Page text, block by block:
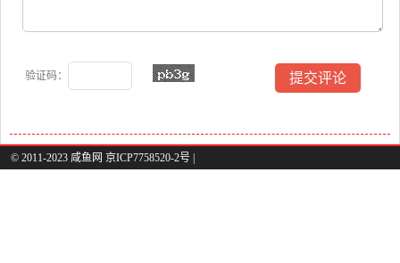
验证码：
© 2011-2023 咸鱼网 京ICP7758520-2号 |